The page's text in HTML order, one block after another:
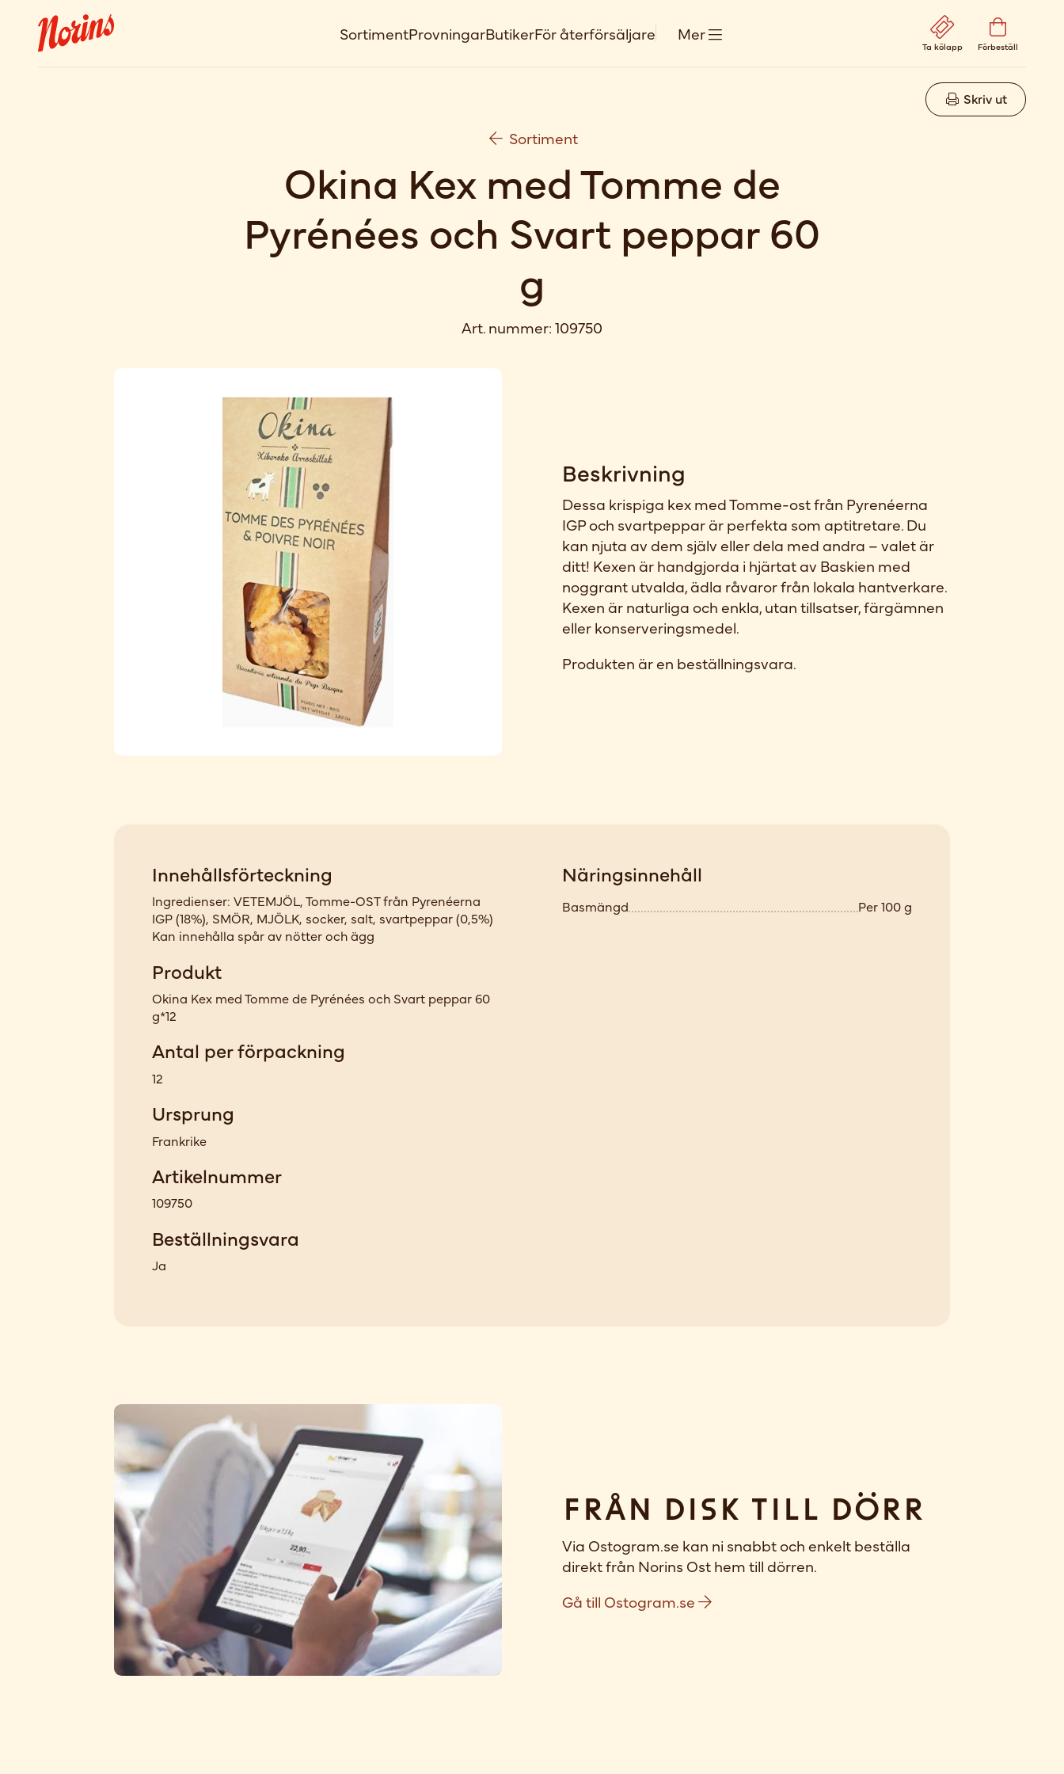
SortimentProvningarButikerFör återförsäljare Mer
Ta kölapp Förbeställ
Skriv ut
Sortiment
Okina Kex med Tomme de
Pyrénées och Svart peppar 60
g
Art. nummer:109750
Beskrivning
Dessa krispiga kex med Tomme-ost från Pyrenéerna
IGP och svartpeppar är perfekta som aptitretare. Du
kan njuta av dem själv eller dela med andra – valet är
ditt! Kexen är handgjorda i hjärtat av Baskien med
noggrant utvalda, ädla råvaror från lokala hantverkare.
Kexen är naturliga och enkla, utan tillsatser, färgämnen
eller konserveringsmedel.
Produkten är en beställningsvara.
Innehållsförteckning
Ingredienser: VETEMJÖL, Tomme-OST från Pyrenéerna
IGP (18%), SMÖR, MJÖLK, socker, salt, svartpeppar (0,5%)
Kan innehålla spår av nötter och ägg
Produkt
Okina Kex med Tomme de Pyrénées och Svart peppar 60
g*12
Antal per förpackning
12
Ursprung
Frankrike
Artikelnummer
109750
Beställningsvara
Ja
Näringsinnehåll
Basmängd Per 100 g
Från disk till dörr
Via Ostogram.se kan ni snabbt och enkelt beställa
direkt från Norins Ost hem till dörren.
Gå till Ostogram.se